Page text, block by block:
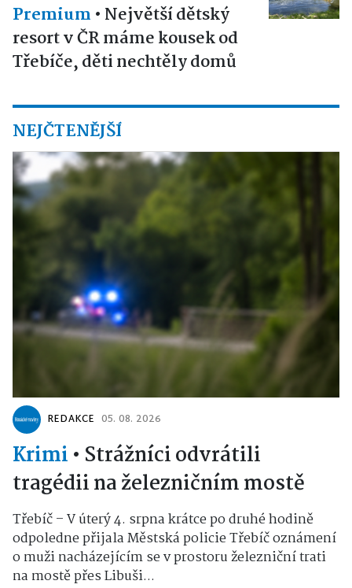
Premium • Největší dětský
resort v ČR máme kousek od
Třebíče, děti nechtěly domů
NEJČTENĚJŠÍ
REDAKCE 05. 08. 2026
Krimi • Strážníci odvrátili
tragédii na železničním mostě
Třebíč – V úterý 4. srpna krátce po druhé hodině
odpoledne přijala Městská policie Třebíč oznámení
o muži nacházejícím se v prostoru železniční trati
na mostě přes Libuši...